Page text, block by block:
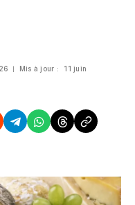
Mis à jour : 11 juin